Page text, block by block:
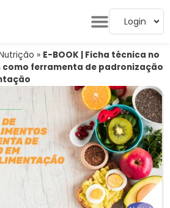
Login
» E-BOOK | Ficha técnica no
ferramenta de padronização